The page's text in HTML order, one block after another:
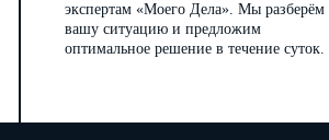
экспертам «Моего Дела». Мы разберём
вашу ситуацию и предложим
оптимальное решение в течение суток.